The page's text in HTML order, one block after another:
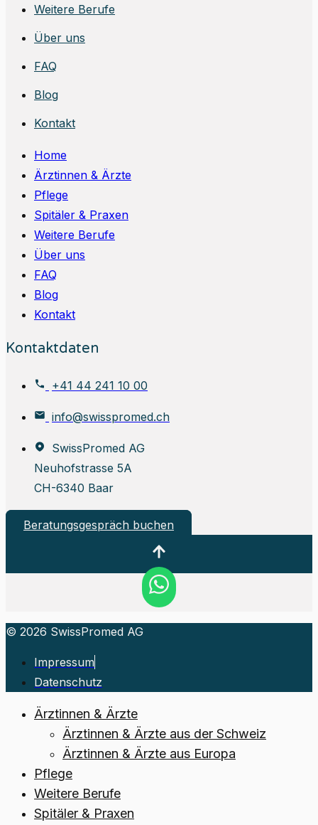
Weitere Berufe
Über uns
FAQ
Blog
Kontakt
Home
Ärztinnen & Ärzte
Pflege
Spitäler & Praxen
Weitere Berufe
Über uns
FAQ
Blog
Kontakt
Kontaktdaten
+41 44 241 10 00
info@swisspromed.ch
SwissPromed AG
Neuhofstrasse 5A
CH-6340 Baar
Beratungsgespräch buchen
© 2026 SwissPromed AG
Impressum
Datenschutz
Ärztinnen & Ärzte
Ärztinnen & Ärzte aus der Schweiz
Ärztinnen & Ärzte aus Europa
Pflege
Weitere Berufe
Spitäler & Praxen